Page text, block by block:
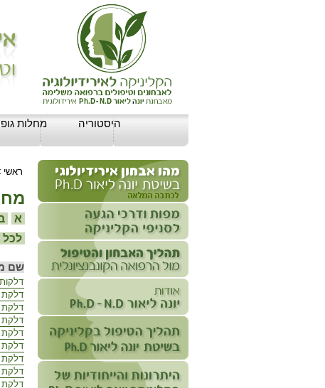
מחלות
היסטוריה
ראשי
א
לכל
שם
דלקת
דלקת
דלקת
דלקת
דלקת
דלקת
דלקת
דלקת